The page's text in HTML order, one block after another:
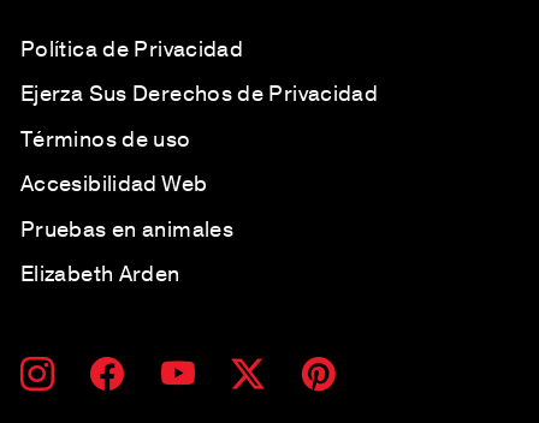
Política de Privacidad
Ejerza Sus Derechos de Privacidad
Términos de uso
Accesibilidad Web
Pruebas en animales
Elizabeth Arden
SUSCRÍBETE
A
SUSCRIBIR
InstagramFacebookYouTube TwitterPinterest